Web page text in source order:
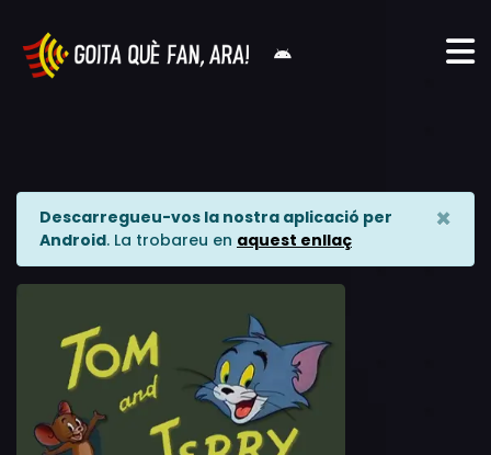
Descarregueu-vos la nostra aplicació per
Android. La trobareu en aquest enllaç
×